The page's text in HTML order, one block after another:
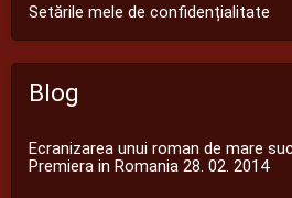
Setările mele de confidențialitate
Blog
Ecranizarea unui roman de mare
Premiera in Romania 28. 02. 2014